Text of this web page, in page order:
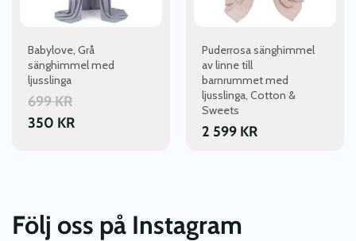
Babylove, Grå
sänghimmel med
ljusslinga
699KR
350 KR
Puderrosa sänghimmel
av linne till
barnrummet med
ljusslinga, Cotton &
Sweets
2 599 KR
Följ oss på Instagram